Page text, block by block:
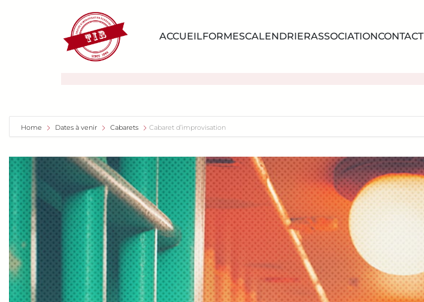
ACCUEILFORMESCALENDRIERASSOCIATIONCONTACT
Home Dates à venir Cabarets Cabaret d’improvisation